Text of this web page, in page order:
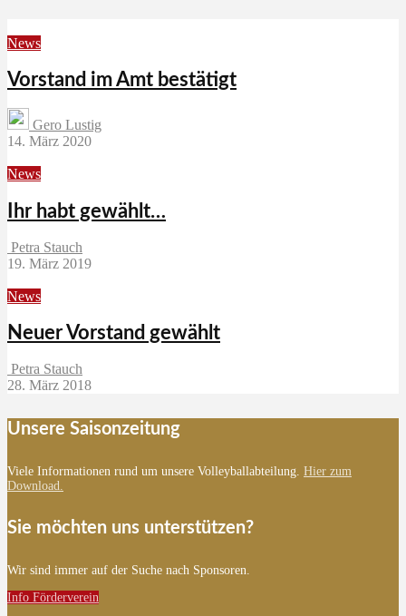
News
Vorstand im Amt bestätigt
Gero Lustig
14. März 2020
News
Ihr habt gewählt…
Petra Stauch
19. März 2019
News
Neuer Vorstand gewählt
Petra Stauch
28. März 2018
Unsere Saisonzeitung
Viele Informationen rund um unsere Volleyballabteilung. Hier zum
Download.
Sie möchten uns unterstützen?
Wir sind immer auf der Suche nach Sponsoren.
Info Förderverein